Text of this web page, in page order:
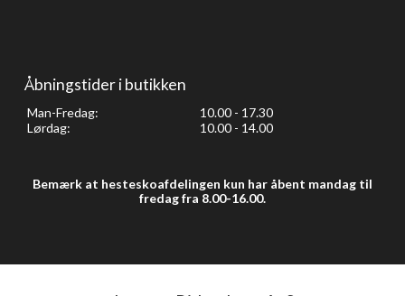
Åbningstider i butikken
Man-Fredag:
10.00 - 17.30
Lørdag:
10.00 - 14.00
Bemærk at hesteskoafdelingen kun har åbent mandag til
fredag fra 8.00-16.00.